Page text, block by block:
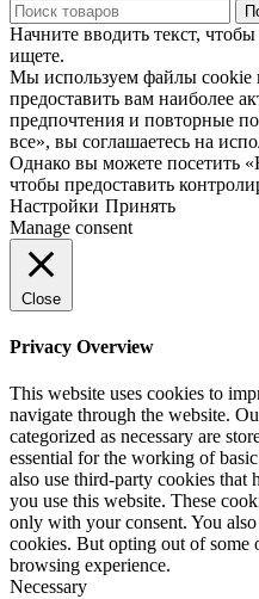
Начните вводить текст,
ищете.
Мы используем файлы cookie
предоставить вам наиболее
предпочтения и повторные
все», вы соглашаетесь на
Однако вы можете посетить
чтобы предоставить
Настройки Принять
Manage consent
Close
Privacy Overview
This website uses cookies to
navigate through the website.
categorized as necessary are
essential for the working of
also use third-party cookies that
you use this website. These
only with your consent. You
cookies. But opting out of some
browsing experience.
Necessary